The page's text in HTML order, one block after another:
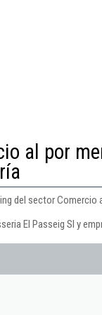
al por
del sector
El Passeig Sl y